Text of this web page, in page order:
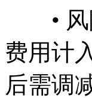
• 风
费用计
后需调